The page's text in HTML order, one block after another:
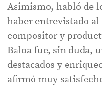
Asimismo, habló de
haber entrevistado
compositor y
Baloa fue, sin duda,
destacados y
afirmó muy